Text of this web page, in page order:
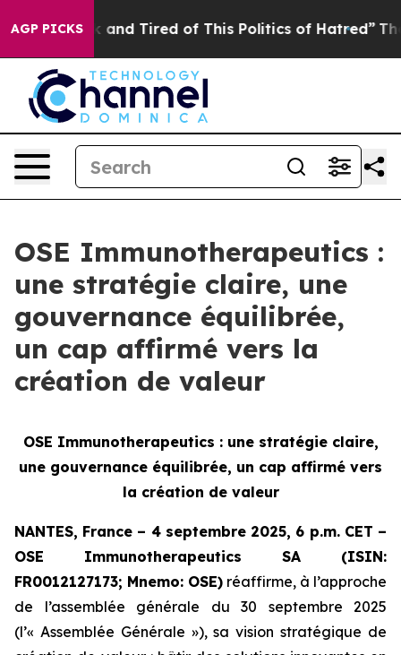
AGP PICKS
Sick and Tired of This Politics of Hatred” The Story
OSE Immunotherapeutics :
une stratégie claire, une
gouvernance équilibrée,
un cap affirmé vers la
création de valeur
OSE Immunotherapeutics : une stratégie claire,
une gouvernance équilibrée, un cap affirmé vers
la création de valeur
NANTES, France – 4 septembre 2025, 6 p.m. CET –
OSE Immunotherapeutics SA (ISIN:
FR0012127173; Mnemo: OSE) réaffirme, à l’approche
de l’assemblée générale du 30 septembre 2025
(l’« Assemblée Générale »), sa vision stratégique de